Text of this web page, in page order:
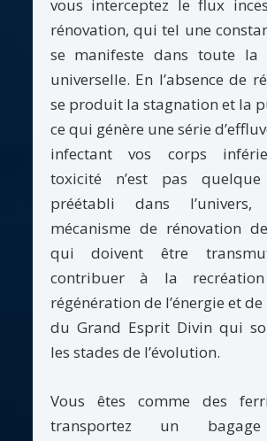
vous interceptez le flux
rénovation, qui tel une
se manifeste dans toute la
universelle. En l’absence de
se produit la stagnation et la
ce qui génère une série
infectant vos corps
toxicité n’est pas
préétabli dans
mécanisme de rénovation
qui doivent être
contribuer à la
régénération de l’énergie et
du Grand Esprit Divin qui
les stades de l’évolution.
Vous êtes comme des
transportez un